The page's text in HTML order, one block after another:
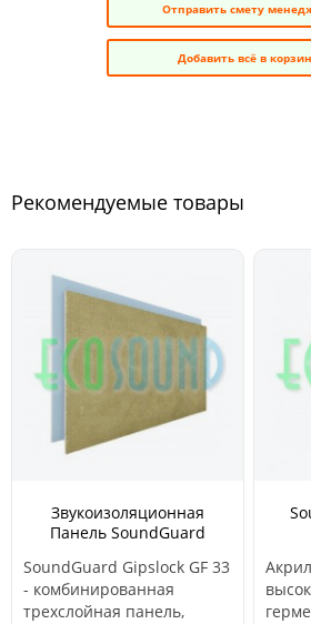
Отправить смету
Добавить всё в
Рекомендуемые товары
Звукоизоляционная
Панель SoundGuard
мм с крепежом
SoundGuard Gipslock GF 33
- комбинированная
трехслойная панель,